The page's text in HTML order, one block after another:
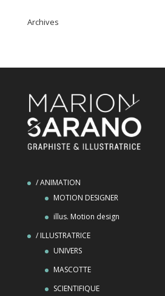
Archives
/ ANIMATION
MOTION DESIGNER
illus. Motion design
/ ILLUSTRATRICE
UNIVERS
MASCOTTE
SCIENTIFIQUE